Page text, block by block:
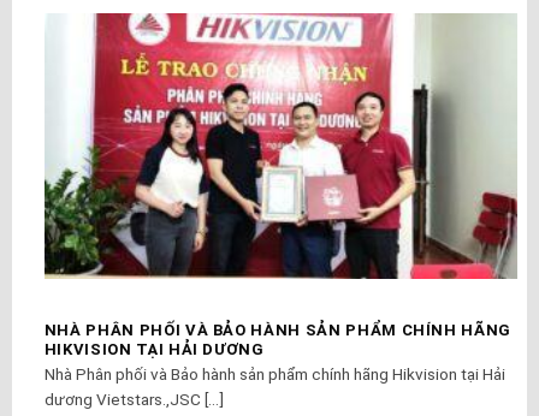
NHÀ PHÂN PHỐI VÀ BẢO HÀNH SẢN PHẨM CHÍNH HÃNG
HIKVISION TẠI HẢI DƯƠNG
Nhà Phân phối và Bảo hành sản phẩm chính hãng Hikvision tại Hải
dương Vietstars.,JSC [...]